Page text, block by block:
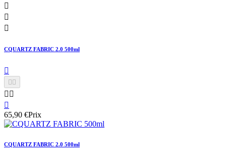



CQUARTZ FABRIC 2.0 500ml

 
 

65,90 €Prix
CQUARTZ FABRIC 2.0 500ml